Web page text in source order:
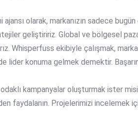
olarak, markanızın sadece
geliştiririz. Global ve bölgesel
Whisperfuss ekibiyle çalışmak,
lider konuma gelmek demektir.
kampanyalar oluşturmak ister
faydalanın. Projelerimizi incelemek